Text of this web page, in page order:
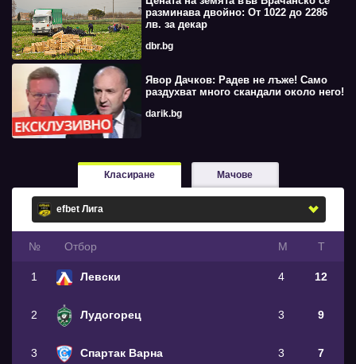
разминава двойно: От 1022 до 2286
лв. за декар
dbr.bg
Явор Дачков: Радев не лъже! Само
раздухват много скандали около него!
darik.bg
Класиране Мачове
№ Oтбор М Т
1 Левски 4 12
2 Лудогорец 3 9
3 Спартак Варна 3 7